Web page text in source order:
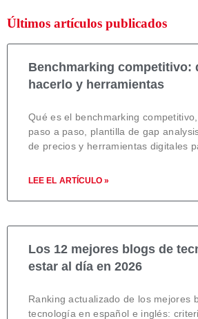
Últimos artículos publicados
Benchmarking competitivo:
hacerlo y herramientas
Qué es el benchmarking
paso a paso, plantilla de gap
de precios y herramientas digitales
LEE EL ARTÍCULO »
Los 12 mejores blogs de
estar al día en 2026
Ranking actualizado de los mejores
tecnología en español e inglés: